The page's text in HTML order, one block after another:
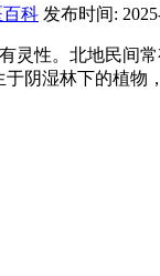
科 发布时间:
灵性。北地民间
阴湿林下的植物